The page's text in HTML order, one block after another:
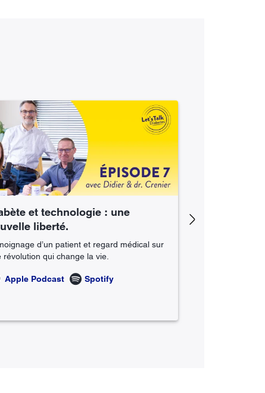
et technologie : une
liberté.
d’un patient et regard médical sur
révolution qui change la vie.
Apple Podcast Spotify